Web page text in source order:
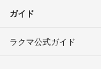
ガイド
ラクマ公式ガイド